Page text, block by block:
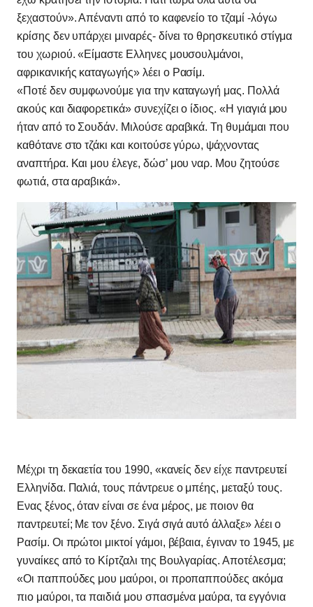
ξεχαστούν». Απέναντι από το καφενείο το τζαμί -λόγω
κρίσης δεν υπάρχει μιναρές- δίνει το θρησκευτικό στίγμα
του χωριού. «Είμαστε Ελληνες μουσουλμάνοι,
αφρικανικής καταγωγής» λέει ο Ρασίμ.
«Ποτέ δεν συμφωνούμε για την καταγωγή μας. Πολλά
ακούς και διαφορετικά» συνεχίζει ο ίδιος. «Η γιαγιά μου
ήταν από το Σουδάν. Μιλούσε αραβικά. Τη θυμάμαι που
καθότανε στο τζάκι και κοιτούσε γύρω, ψάχνοντας
αναπτήρα. Και μου έλεγε, δώσ’ μου ναρ. Μου ζητούσε
φωτιά, στα αραβικά».
Μέχρι τη δεκαετία του 1990, «κανείς δεν είχε παντρευτεί
Ελληνίδα. Παλιά, τους πάντρευε ο μπέης, μεταξύ τους.
Ενας ξένος, όταν είναι σε ένα μέρος, με ποιον θα
παντρευτεί; Με τον ξένο. Σιγά σιγά αυτό άλλαξε» λέει ο
Ρασίμ. Οι πρώτοι μικτοί γάμοι, βέβαια, έγιναν το 1945, με
γυναίκες από το Κίρτζαλι της Βουλγαρίας. Αποτέλεσμα;
«Οι παππούδες μου μαύροι, οι προπαππούδες ακόμα
πιο μαύροι, τα παιδιά μου σπασμένα μαύρα, τα εγγόνια